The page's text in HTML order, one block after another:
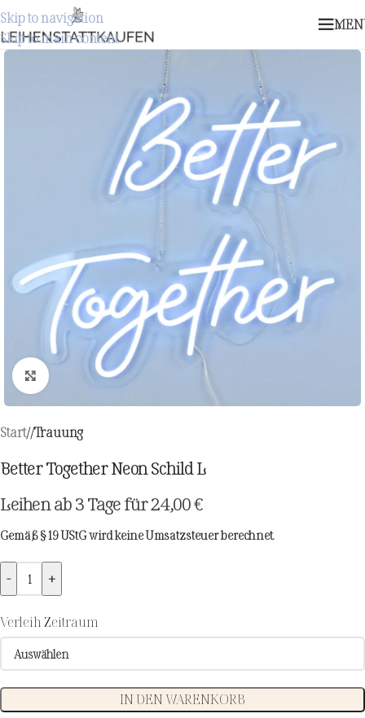
Skip to navigation
Skip to main content
Zum Vergrößern klicken
Start/ Trauung
Better Together Neon Schild L
Leihen ab 3 Tage für24,00€
Gemäß § 19 UStG wird keine Umsatzsteuer berechnet.
- +
Verleih Zeitraum
IN DEN WARENKORB